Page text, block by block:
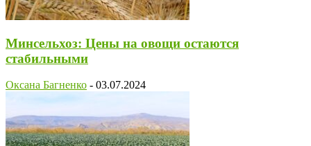
Минсельхоз: Цены на овощи остаются
стабильными
Оксана Багненко - 03.07.2024